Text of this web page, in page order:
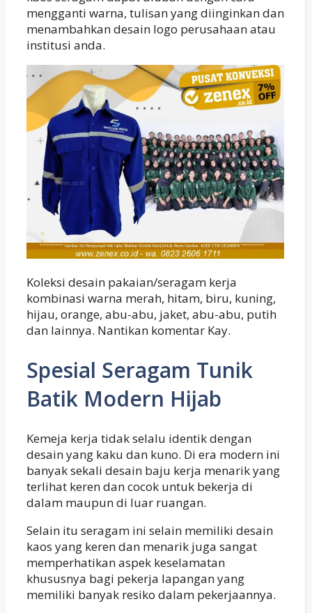
mengganti warna, tulisan yang diinginkan dan
menambahkan desain logo perusahaan atau
institusi anda.
Koleksi desain pakaian/seragam kerja
kombinasi warna merah, hitam, biru, kuning,
hijau, orange, abu-abu, jaket, abu-abu, putih
dan lainnya. Nantikan komentar Kay.
Spesial Seragam Tunik
Batik Modern Hijab
Kemeja kerja tidak selalu identik dengan
desain yang kaku dan kuno. Di era modern ini
banyak sekali desain baju kerja menarik yang
terlihat keren dan cocok untuk bekerja di
dalam maupun di luar ruangan.
Selain itu seragam ini selain memiliki desain
kaos yang keren dan menarik juga sangat
memperhatikan aspek keselamatan
khususnya bagi pekerja lapangan yang
memiliki banyak resiko dalam pekerjaannya.